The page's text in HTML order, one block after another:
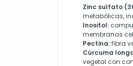
Zinc sulfato
metabólicas,
Inositol:
membranas
Pectina:fibra
Cúrcuma
vegetal con